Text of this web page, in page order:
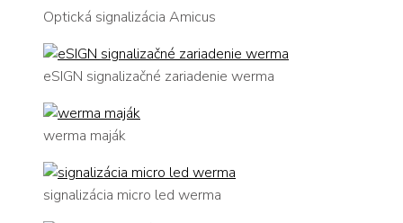
Optická signalizácia Amicus
eSIGN signalizačné zariadenie werma
werma maják
signalizácia micro led werma